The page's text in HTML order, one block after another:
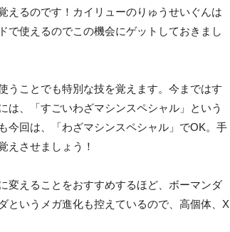
えるのです！カイリューのりゅうせいぐんは
で使えるのでこの機会にゲットしておきまし
うことでも特別な技を覚えます。今まではす
は、「すごいわざマシンスペシャル」という
今回は、「わざマシンスペシャル」でOK。手
えさせましょう！
変えることをおすすめするほど、ボーマンダ
というメガ進化も控えているので、高個体、X